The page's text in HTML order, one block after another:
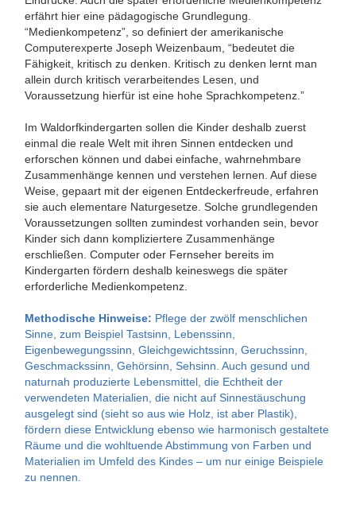
erfährt hier eine pädagogische Grundlegung.
“Medienkompetenz”, so definiert der amerikanische
Computerexperte Joseph Weizenbaum, “bedeutet die
Fähigkeit, kritisch zu denken. Kritisch zu denken lernt man
allein durch kritisch verarbeitendes Lesen, und
Voraussetzung hierfür ist eine hohe Sprachkompetenz.”
Im Waldorfkindergarten sollen die Kinder deshalb zuerst
einmal die reale Welt mit ihren Sinnen entdecken und
erforschen können und dabei einfache, wahrnehmbare
Zusammenhänge kennen und verstehen lernen. Auf diese
Weise, gepaart mit der eigenen Entdeckerfreude, erfahren
sie auch elementare Naturgesetze. Solche grundlegenden
Voraussetzungen sollten zumindest vorhanden sein, bevor
Kinder sich dann kompliziertere Zusammenhänge
erschließen. Computer oder Fernseher bereits im
Kindergarten fördern deshalb keineswegs die später
erforderliche Medienkompetenz.
Methodische Hinweise: Pflege der zwölf menschlichen
Sinne, zum Beispiel Tastsinn, Lebenssinn,
Eigenbewegungssinn, Gleichgewichtssinn, Geruchssinn,
Geschmackssinn, Gehörsinn, Sehsinn. Auch gesund und
naturnah produzierte Lebensmittel, die Echtheit der
verwendeten Materialien, die nicht auf Sinnestäuschung
ausgelegt sind (sieht so aus wie Holz, ist aber Plastik),
fördern diese Entwicklung ebenso wie harmonisch gestaltete
Räume und die wohltuende Abstimmung von Farben und
Materialien im Umfeld des Kindes – um nur einige Beispiele
zu nennen.